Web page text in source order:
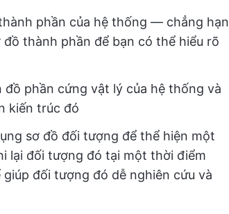
phần của hệ thống — chẳng hạn
thành phần để bạn có thể hiểu rõ
đồ phần cứng vật lý của hệ thống và
kiến trúc đó
sơ đồ đối tượng để thể hiện một
lại đối tượng đó tại một thời điểm
đối tượng đó dễ nghiên cứu và